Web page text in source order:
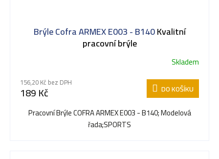
Brýle Cofra ARMEX E003 - B140Kvalitní
pracovní brýle
Skladem
156,20 Kč bez DPH
189 Kč DO KOŠÍKU
Pracovní Brýle COFRA ARMEX E003 - B140; Modelová
řada;SPORTS